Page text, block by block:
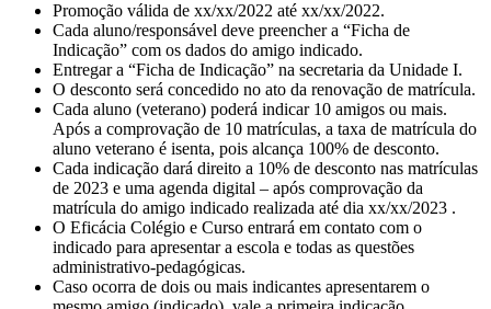
Promoção válida de xx/xx/2022 até xx/xx/2022.
Cada aluno/responsável deve preencher a “Ficha de
Indicação” com os dados do amigo indicado.
Entregar a “Ficha de Indicação” na secretaria da Unidade I.
O desconto será concedido no ato da renovação de matrícula.
Cada aluno (veterano) poderá indicar 10 amigos ou mais.
Após a comprovação de 10 matrículas, a taxa de matrícula do
aluno veterano é isenta, pois alcança 100% de desconto.
Cada indicação dará direito a 10% de desconto nas matrículas
de 2023 e uma agenda digital – após comprovação da
matrícula do amigo indicado realizada até dia xx/xx/2023 .
O Eficácia Colégio e Curso entrará em contato com o
indicado para apresentar a escola e todas as questões
administrativo-pedagógicas.
Caso ocorra de dois ou mais indicantes apresentarem o